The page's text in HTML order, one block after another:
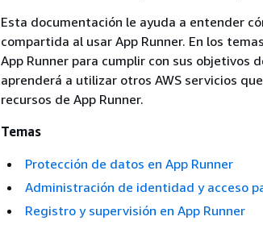
Esta documentación le ayuda a entender
compartida al usar App Runner. En los
App Runner para cumplir con sus objetivos
aprenderá a utilizar otros AWS servicios
recursos de App Runner.
Temas
Protección de datos en App Runner
Administración de identidad y acceso
Registro y supervisión en App Runner